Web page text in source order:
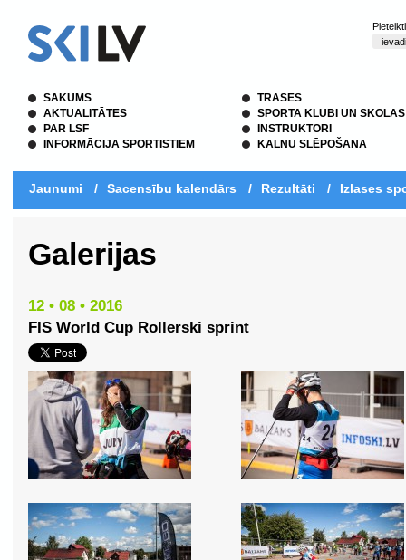
SĀKUMS
AKTUALITĀTES
PAR LSF
INFORMĀCIJA SPORTISTIEM
TRASES
SPORTA KLUBI UN SKOLAS
INSTRUKTORI
KALNU SLĒPOŠANA
Jaunumi / Sacensību kalendārs / Rezultāti / Izlases
Galerijas
12 • 08 • 2016
FIS World Cup Rollerski sprint